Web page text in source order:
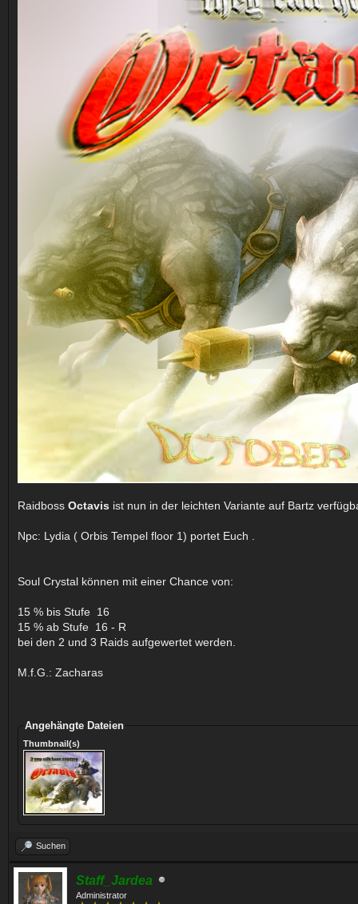
Raidboss Octavis ist nun in der leichten Variante auf Bartz
Npc: Lydia ( Orbis Tempel floor 1) portet Euch .
Soul Crystal können mit einer Chance von:
15 % bis Stufe 16
15 % ab Stufe 16 - R
bei den 2 und 3 Raids aufgewertet werden.
M.f.G.: Zacharas
Angehängte Dateien
Thumbnail(s)
Suchen
Staff_Jardea
Administrator